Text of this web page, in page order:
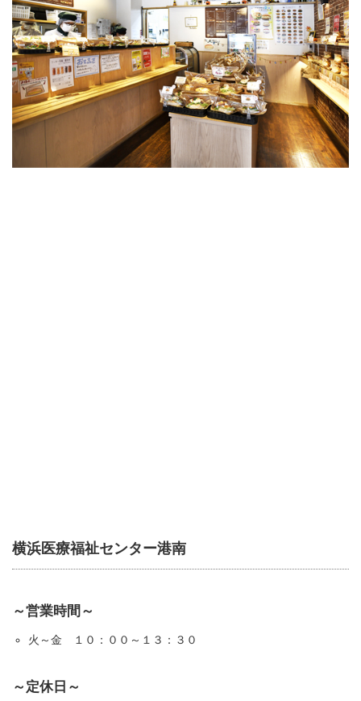
横浜医療福祉センター港南
～営業時間～
火～金 １０：００～１３：３０
～定休日～